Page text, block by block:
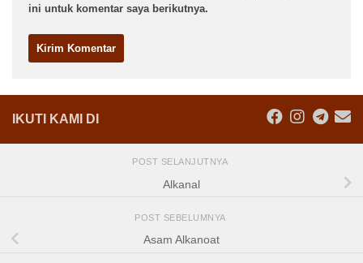
ini untuk komentar saya berikutnya.
IKUTI KAMI DI
POST SELANJUTNYA
Alkanal
POST SEBELUMNYA
Asam Alkanoat